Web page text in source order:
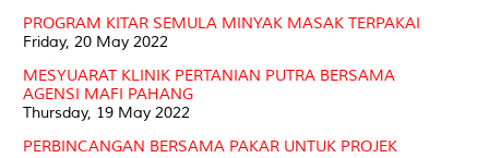
PROGRAM KITAR SEMULA MINYAK MASAK TERPAKAI
Friday, 20 May 2022
MESYUARAT KLINIK PERTANIAN PUTRA BERSAMA
AGENSI MAFI PAHANG
Thursday, 19 May 2022
PERBINCANGAN BERSAMA PAKAR UNTUK PROJEK